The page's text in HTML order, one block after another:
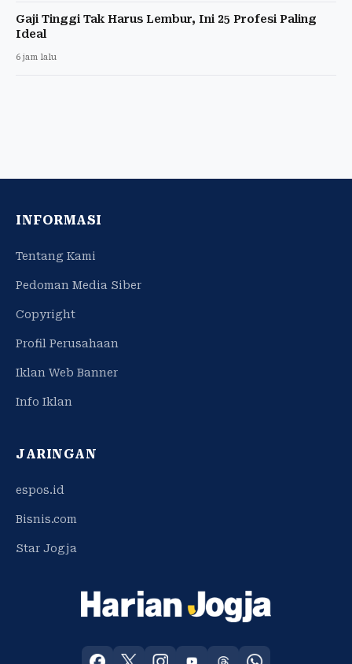
Gaji Tinggi Tak Harus Lembur, Ini 25 Profesi Paling
Ideal
6 jam lalu
INFORMASI
Tentang Kami
Pedoman Media Siber
Copyright
Profil Perusahaan
Iklan Web Banner
Info Iklan
JARINGAN
espos.id
Bisnis.com
Star Jogja